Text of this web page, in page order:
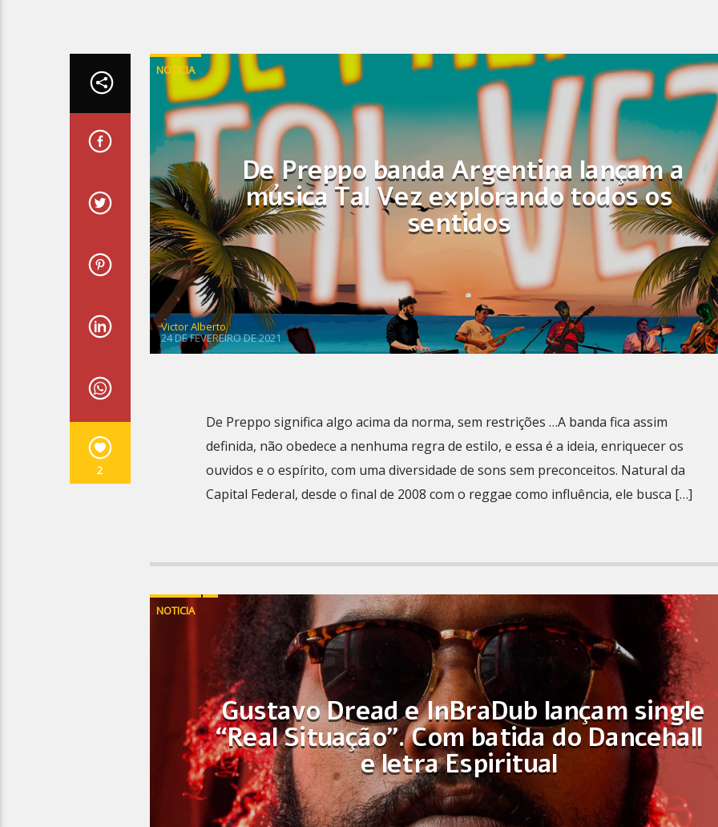
2
NOTICIA
De Preppo banda Argentina lançam a
música Tal Vez explorando todos os
sentidos
Victor Alberto
24 DE FEVEREIRO DE 2021
De Preppo significa algo acima da norma, sem restrições …A banda fica assim
definida, não obedece a nenhuma regra de estilo, e essa é a ideia, enriquecer os
ouvidos e o espírito, com uma diversidade de sons sem preconceitos. Natural da
Capital Federal, desde o final de 2008 com o reggae como influência, ele busca […]
NOTICIA
Gustavo Dread e InBraDub lançam single
“Real Situação”. Com batida do Dancehall
e letra Espiritual